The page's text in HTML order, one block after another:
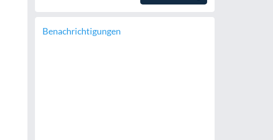
Benachrichtigungen